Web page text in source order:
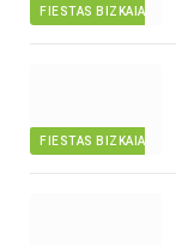
FIESTAS BIZKAIA
FIESTAS BIZKAIA